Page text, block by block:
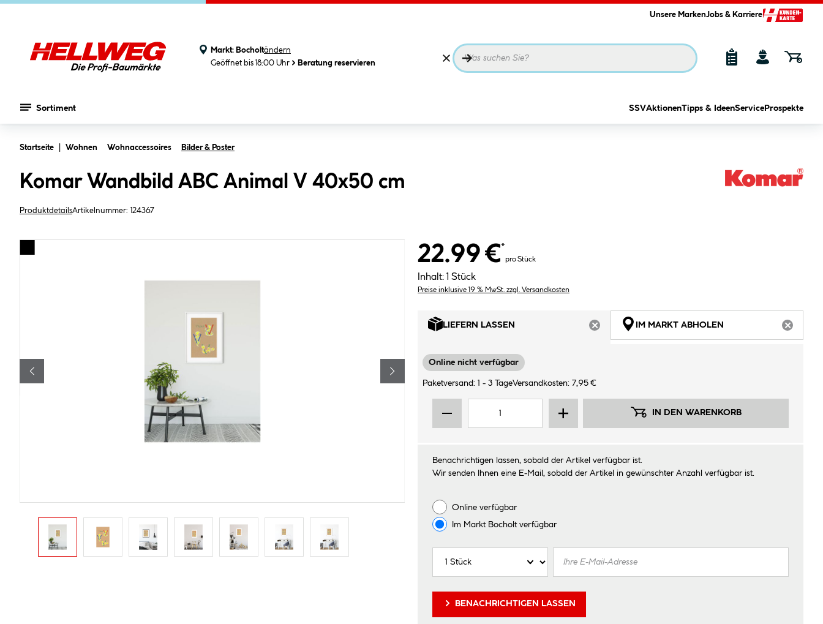
Unsere MarkenJobs & Karriere
Markt: Bocholtändern
Geöffnet bis 18:00 Uhr
Beratung reservieren
Sortiment SSVAktionenTipps & IdeenService Prospekte
Startseite Wohnen Wohnaccessoires Bilder & Poster
Komar Wandbild ABC Animal V 40x50 cm
ProduktdetailsArtikelnummer: 124367
22.99 €*
pro Stück
Inhalt: 1 Stück
Preise inklusive 19 % MwSt. zzgl. Versandkosten
LIEFERN LASSEN
ARTIKEL NICHT VERFÜGBAR
IM MARKT ABHOLEN
Online nicht verfügbar
Paketversand: 1 - 3 TageVersandkosten: 7,95 €
IN DEN WARENKORB
Benachrichtigen lassen, sobald der Artikel verfügbar ist.
Wir senden Ihnen eine E-Mail, sobald der Artikel in gewünschter Anzahl verfügbar ist.
Online verfügbar
Im Markt Bocholtverfügbar
BENACHRICHTIGEN LASSEN